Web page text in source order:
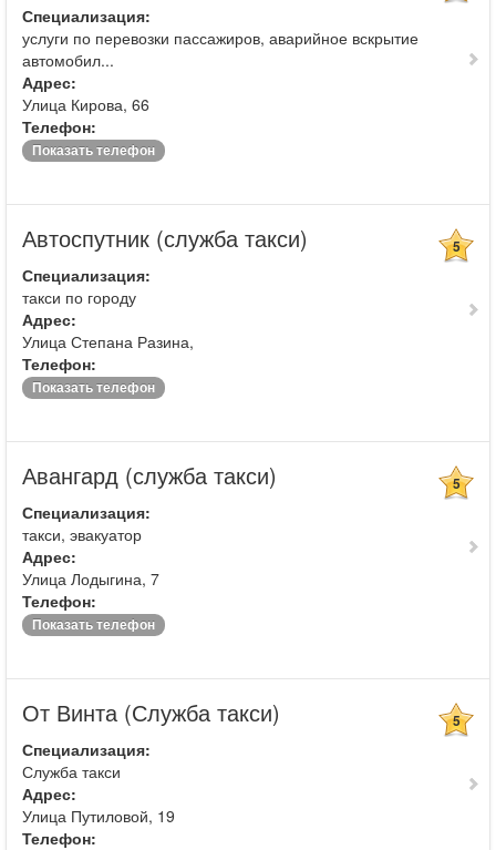
Специализация:
услуги по перевозки пассажиров, аварийное вскрытие
автомобил...
Адрес:
Улица Кирова, 66
Телефон:
Показать телефон
Автоспутник (служба такси) 5
Специализация:
такси по городу
Адрес:
Улица Степана Разина,
Телефон:
Показать телефон
Авангард (служба такси) 5
Специализация:
такси, эвакуатор
Адрес:
Улица Лодыгина, 7
Телефон:
Показать телефон
От Винта (Служба такси) 5
Специализация:
Служба такси
Адрес:
Улица Путиловой, 19
Телефон: